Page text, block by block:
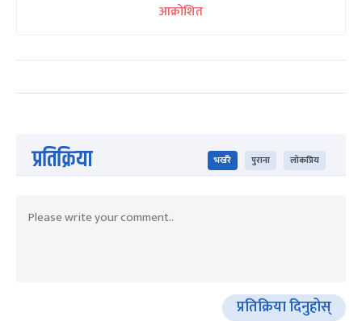
आक्रोशित
प्रतिक्रिया भर्खरै पुराना लोकप्रिय
प्रतिक्रिया दिनुहोस्